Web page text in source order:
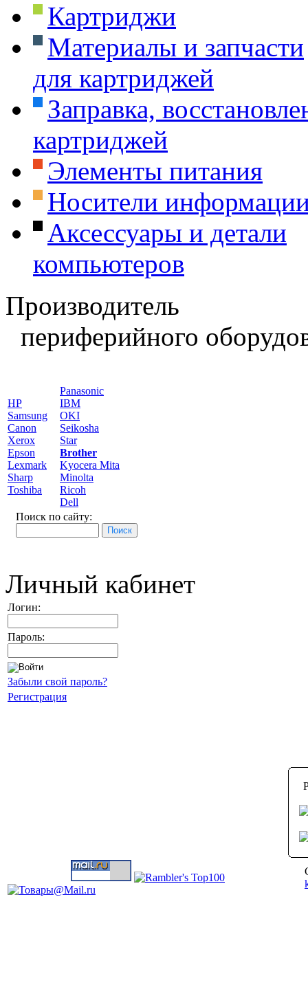
Картриджи
Материалы и запчасти
для картриджей
Заправка,
картриджей
Элементы питания
Носители
Аксессуары и детали
компьютеров
Производитель
периферийного
HP
Samsung
Canon
Xerox
Epson
Lexmark
Sharp
Toshiba
Panasonic
IBM
OKI
Seikosha
Star
Brother
Kyocera Mita
Minolta
Ricoh
Dell
Поиск по сайту:
Личный кабинет
Логин:
Пароль:
Забыли свой пароль?
Регистрация